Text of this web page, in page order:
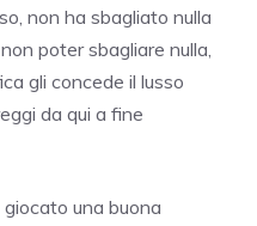
non ha sbagliato nulla
poter sbagliare nulla,
gli concede il lusso
da qui a fine
una buona